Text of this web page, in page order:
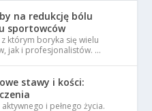
na redukcję bólu
sportowców
którym boryka się wielu
jak i profesjonalistów. …
stawy i kości:
i pełnego życia.